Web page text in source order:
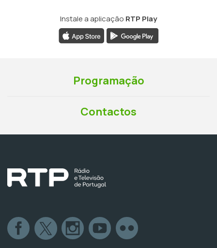
Instale a aplicação RTP Play
Programação
Contactos